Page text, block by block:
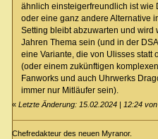
ähnlich einsteigerfreundlich ist wie
oder eine ganz andere Alternative
Setting bleibt abzuwarten und wird
Jahren Thema sein (und in der
eine Variante, die von Ulisses statt
(oder einem zukünftigen
Fanworks und auch Uhrwerks
immer nur Mitläufer sein).
«Letzte Änderung: 15.02.2024 | 12:24
Chefredakteur des neuen Myranor.